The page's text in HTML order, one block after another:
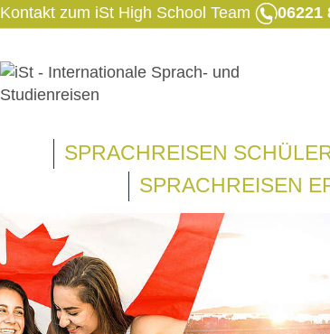
Kontakt zum iSt High School Team 06221
SPRACHREISEN
SPRACHREISEN